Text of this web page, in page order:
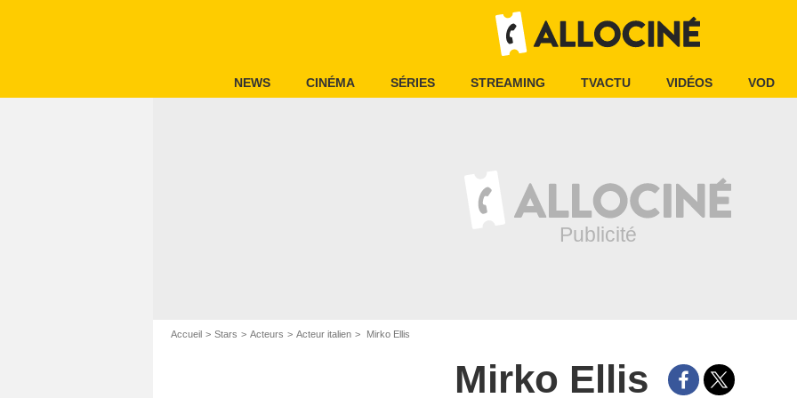
NEWS CINÉMA SÉRIES STREAMING TVACTU VIDÉOS VOD
Accueil Stars Acteurs Acteur italien Mirko Ellis
Mirko Ellis